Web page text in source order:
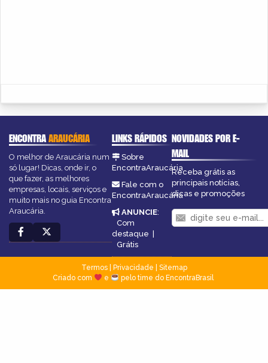
ENCONTRAARAUCÁRIA
O melhor de Araucária num
só lugar! Dicas, onde ir, o
que fazer, as melhores
empresas, locais, serviços e
muito mais no guia Encontra
Araucária.
LINKS RÁPIDOS
Sobre
EncontraAraucária
Fale com o
EncontraAraucária
ANUNCIE:
Com
destaque |
Grátis
NOVIDADES POR E-
MAIL
Receba grátis as
principais notícias,
dicas e promoções
Termos| Privacidade
Sitemap
Criado com
e pelo time do EncontraBrasil